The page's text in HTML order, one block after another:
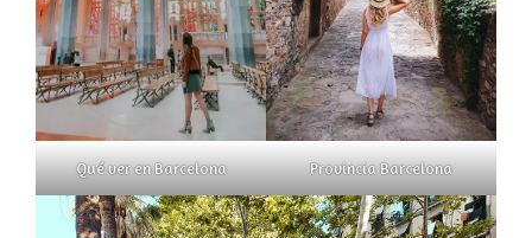
Qué ver en Barcelona Provincia Barcelona